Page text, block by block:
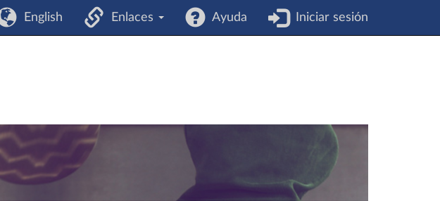
English Enlaces Ayuda Iniciar sesión